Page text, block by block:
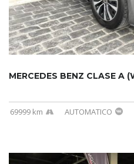
69999 km AUTOMATICO